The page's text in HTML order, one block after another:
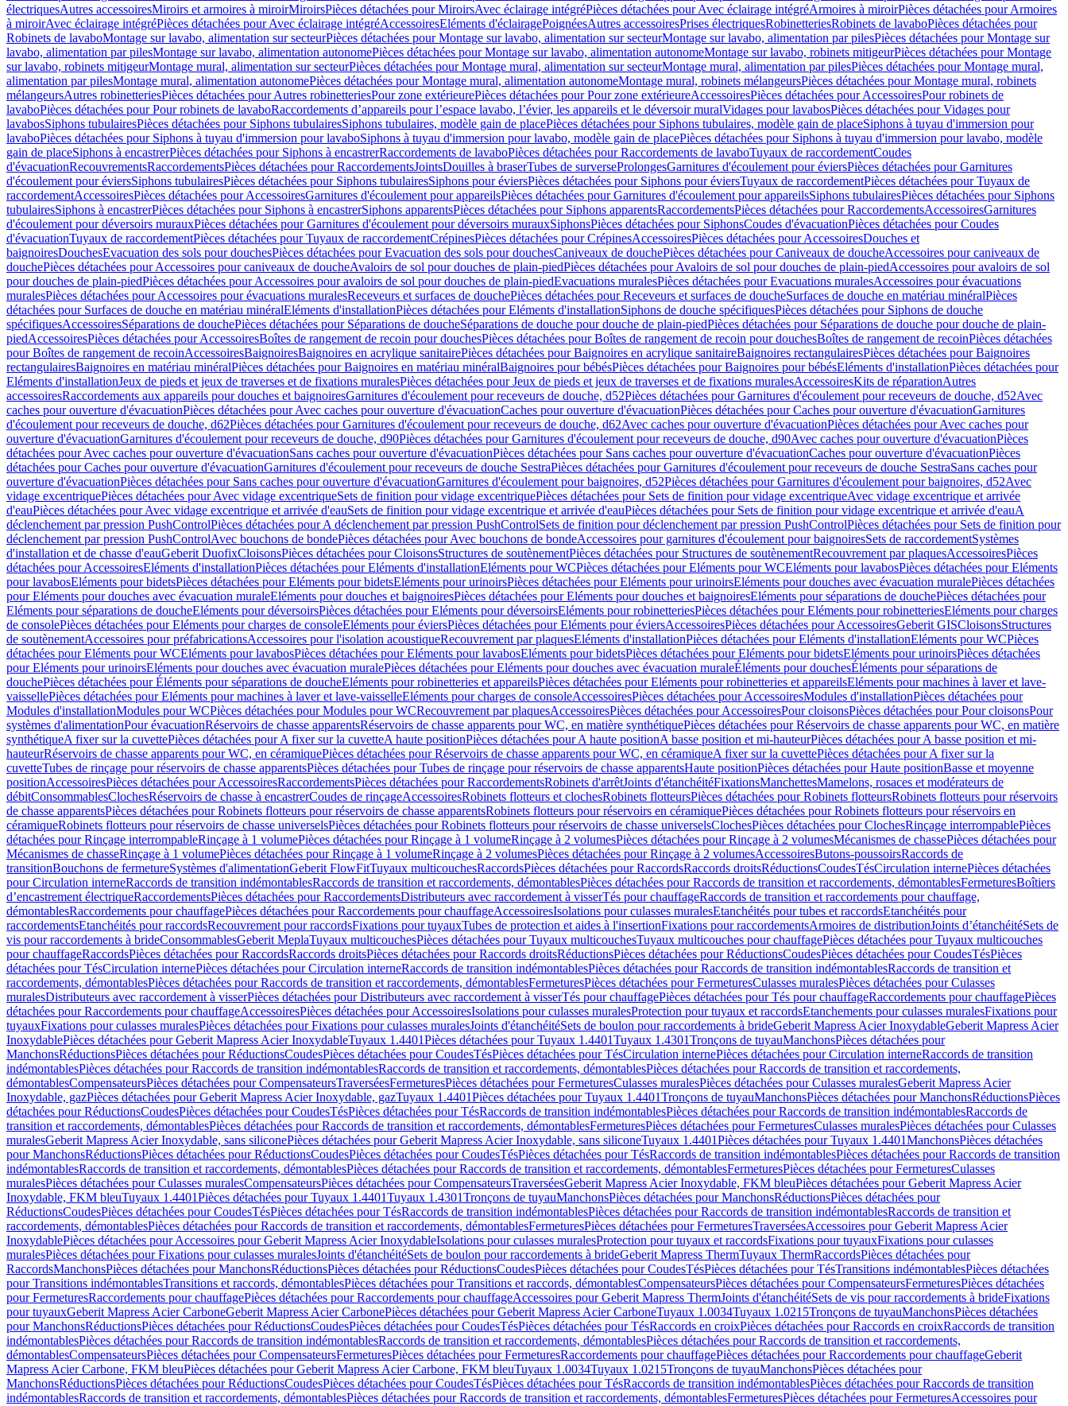
électriquesAutres accessoiresMiroirs et armoires à miroirMiroirsPièces détachées pour MiroirsAvec éclairage intégréPièces détachées pour Avec éclairage intégréArmoires à miroirPièces détachées pour Armoires
à miroirAvec éclairage intégréPièces détachées pour Avec éclairage intégréAccessoiresEléments d'éclairagePoignéesAutres accessoiresPrises électriquesRobinetteriesRobinets de lavaboPièces détachées pour
Robinets de lavaboMontage sur lavabo, alimentation sur secteurPièces détachées pour Montage sur lavabo, alimentation sur secteurMontage sur lavabo, alimentation par pilesPièces détachées pour Montage sur
lavabo, alimentation par pilesMontage sur lavabo, alimentation autonomePièces détachées pour Montage sur lavabo, alimentation autonomeMontage sur lavabo, robinets mitigeurPièces détachées pour Montage
sur lavabo, robinets mitigeurMontage mural, alimentation sur secteurPièces détachées pour Montage mural, alimentation sur secteurMontage mural, alimentation par pilesPièces détachées pour Montage mural,
alimentation par pilesMontage mural, alimentation autonomePièces détachées pour Montage mural, alimentation autonomeMontage mural, robinets mélangeursPièces détachées pour Montage mural, robinets
mélangeursAutres robinetteriesPièces détachées pour Autres robinetteriesPour zone extérieurePièces détachées pour Pour zone extérieureAccessoiresPièces détachées pour AccessoiresPour robinets de
lavaboPièces détachées pour Pour robinets de lavaboRaccordements d’appareils pour l’espace lavabo, l’évier, les appareils et le déversoir muralVidages pour lavabosPièces détachées pour Vidages pour
lavabosSiphons tubulairesPièces détachées pour Siphons tubulairesSiphons tubulaires, modèle gain de placePièces détachées pour Siphons tubulaires, modèle gain de placeSiphons à tuyau d'immersion pour
lavaboPièces détachées pour Siphons à tuyau d'immersion pour lavaboSiphons à tuyau d'immersion pour lavabo, modèle gain de placePièces détachées pour Siphons à tuyau d'immersion pour lavabo, modèle
gain de placeSiphons à encastrerPièces détachées pour Siphons à encastrerRaccordements de lavaboPièces détachées pour Raccordements de lavaboTuyaux de raccordementCoudes
d'évacuationRecouvrementsRaccordementsPièces détachées pour RaccordementsJointsDouilles à braserTubes de surverseProlongesGarnitures d'écoulement pour éviersPièces détachées pour Garnitures
d'écoulement pour éviersSiphons tubulairesPièces détachées pour Siphons tubulairesSiphons pour éviersPièces détachées pour Siphons pour éviersTuyaux de raccordementPièces détachées pour Tuyaux de
raccordementAccessoiresPièces détachées pour AccessoiresGarnitures d'écoulement pour appareilsPièces détachées pour Garnitures d'écoulement pour appareilsSiphons tubulairesPièces détachées pour Siphons
tubulairesSiphons à encastrerPièces détachées pour Siphons à encastrerSiphons apparentsPièces détachées pour Siphons apparentsRaccordementsPièces détachées pour RaccordementsAccessoiresGarnitures
d'écoulement pour déversoirs murauxPièces détachées pour Garnitures d'écoulement pour déversoirs murauxSiphonsPièces détachées pour SiphonsCoudes d'évacuationPièces détachées pour Coudes
d'évacuationTuyaux de raccordementPièces détachées pour Tuyaux de raccordementCrépinesPièces détachées pour CrépinesAccessoiresPièces détachées pour AccessoiresDouches et
baignoiresDouchesEvacuation des sols pour douchesPièces détachées pour Evacuation des sols pour douchesCaniveaux de douchePièces détachées pour Caniveaux de doucheAccessoires pour caniveaux de
douchePièces détachées pour Accessoires pour caniveaux de doucheAvaloirs de sol pour douches de plain-piedPièces détachées pour Avaloirs de sol pour douches de plain-piedAccessoires pour avaloirs de sol
pour douches de plain-piedPièces détachées pour Accessoires pour avaloirs de sol pour douches de plain-piedEvacuations muralesPièces détachées pour Evacuations muralesAccessoires pour évacuations
muralesPièces détachées pour Accessoires pour évacuations muralesReceveurs et surfaces de douchePièces détachées pour Receveurs et surfaces de doucheSurfaces de douche en matériau minéralPièces
détachées pour Surfaces de douche en matériau minéralEléments d'installationPièces détachées pour Eléments d'installationSiphons de douche spécifiquesPièces détachées pour Siphons de douche
spécifiquesAccessoiresSéparations de douchePièces détachées pour Séparations de doucheSéparations de douche pour douche de plain-piedPièces détachées pour Séparations de douche pour douche de plain-
piedAccessoiresPièces détachées pour AccessoiresBoîtes de rangement de recoin pour douchesPièces détachées pour Boîtes de rangement de recoin pour douchesBoîtes de rangement de recoinPièces détachées
pour Boîtes de rangement de recoinAccessoiresBaignoiresBaignoires en acrylique sanitairePièces détachées pour Baignoires en acrylique sanitaireBaignoires rectangulairesPièces détachées pour Baignoires
rectangulairesBaignoires en matériau minéralPièces détachées pour Baignoires en matériau minéralBaignoires pour bébésPièces détachées pour Baignoires pour bébésEléments d'installationPièces détachées pour
Eléments d'installationJeux de pieds et jeux de traverses et de fixations muralesPièces détachées pour Jeux de pieds et jeux de traverses et de fixations muralesAccessoiresKits de réparationAutres
accessoiresRaccordements aux appareils pour douches et baignoiresGarnitures d'écoulement pour receveurs de douche, d52Pièces détachées pour Garnitures d'écoulement pour receveurs de douche, d52Avec
caches pour ouverture d'évacuationPièces détachées pour Avec caches pour ouverture d'évacuationCaches pour ouverture d'évacuationPièces détachées pour Caches pour ouverture d'évacuationGarnitures
d'écoulement pour receveurs de douche, d62Pièces détachées pour Garnitures d'écoulement pour receveurs de douche, d62Avec caches pour ouverture d'évacuationPièces détachées pour Avec caches pour
ouverture d'évacuationGarnitures d'écoulement pour receveurs de douche, d90Pièces détachées pour Garnitures d'écoulement pour receveurs de douche, d90Avec caches pour ouverture d'évacuationPièces
détachées pour Avec caches pour ouverture d'évacuationSans caches pour ouverture d'évacuationPièces détachées pour Sans caches pour ouverture d'évacuationCaches pour ouverture d'évacuationPièces
détachées pour Caches pour ouverture d'évacuationGarnitures d'écoulement pour receveurs de douche SestraPièces détachées pour Garnitures d'écoulement pour receveurs de douche SestraSans caches pour
ouverture d'évacuationPièces détachées pour Sans caches pour ouverture d'évacuationGarnitures d'écoulement pour baignoires, d52Pièces détachées pour Garnitures d'écoulement pour baignoires, d52Avec
vidage excentriquePièces détachées pour Avec vidage excentriqueSets de finition pour vidage excentriquePièces détachées pour Sets de finition pour vidage excentriqueAvec vidage excentrique et arrivée
d'eauPièces détachées pour Avec vidage excentrique et arrivée d'eauSets de finition pour vidage excentrique et arrivée d'eauPièces détachées pour Sets de finition pour vidage excentrique et arrivée d'eauA
déclenchement par pression PushControlPièces détachées pour A déclenchement par pression PushControlSets de finition pour déclenchement par pression PushControlPièces détachées pour Sets de finition pour
déclenchement par pression PushControlAvec bouchons de bondePièces détachées pour Avec bouchons de bondeAccessoires pour garnitures d'écoulement pour baignoiresSets de raccordementSystèmes
d'installation et de chasse d'eauGeberit DuofixCloisonsPièces détachées pour CloisonsStructures de soutènementPièces détachées pour Structures de soutènementRecouvrement par plaquesAccessoiresPièces
détachées pour AccessoiresEléments d'installationPièces détachées pour Eléments d'installationEléments pour WCPièces détachées pour Eléments pour WCEléments pour lavabosPièces détachées pour Eléments
pour lavabosEléments pour bidetsPièces détachées pour Eléments pour bidetsEléments pour urinoirsPièces détachées pour Eléments pour urinoirsEléments pour douches avec évacuation muralePièces détachées
pour Eléments pour douches avec évacuation muraleEléments pour douches et baignoiresPièces détachées pour Eléments pour douches et baignoiresEléments pour séparations de douchePièces détachées pour
Eléments pour séparations de doucheEléments pour déversoirsPièces détachées pour Eléments pour déversoirsEléments pour robinetteriesPièces détachées pour Eléments pour robinetteriesEléments pour charges
de consolePièces détachées pour Eléments pour charges de consoleEléments pour éviersPièces détachées pour Eléments pour éviersAccessoiresPièces détachées pour AccessoiresGeberit GISCloisonsStructures
de soutènementAccessoires pour préfabricationsAccessoires pour l'isolation acoustiqueRecouvrement par plaquesEléments d'installationPièces détachées pour Eléments d'installationEléments pour WCPièces
détachées pour Eléments pour WCEléments pour lavabosPièces détachées pour Eléments pour lavabosEléments pour bidetsPièces détachées pour Eléments pour bidetsEléments pour urinoirsPièces détachées
pour Eléments pour urinoirsEléments pour douches avec évacuation muralePièces détachées pour Eléments pour douches avec évacuation muraleÉléments pour douchesÉléments pour séparations de
douchePièces détachées pour Éléments pour séparations de doucheEléments pour robinetteries et appareilsPièces détachées pour Eléments pour robinetteries et appareilsEléments pour machines à laver et lave-
vaissellePièces détachées pour Eléments pour machines à laver et lave-vaisselleEléments pour charges de consoleAccessoiresPièces détachées pour AccessoiresModules d'installationPièces détachées pour
Modules d'installationModules pour WCPièces détachées pour Modules pour WCRecouvrement par plaquesAccessoiresPièces détachées pour AccessoiresPour cloisonsPièces détachées pour Pour cloisonsPour
systèmes d'alimentationPour évacuationRéservoirs de chasse apparentsRéservoirs de chasse apparents pour WC, en matière synthétiquePièces détachées pour Réservoirs de chasse apparents pour WC, en matière
synthétiqueA fixer sur la cuvettePièces détachées pour A fixer sur la cuvetteA haute positionPièces détachées pour A haute positionA basse position et mi-hauteurPièces détachées pour A basse position et mi-
hauteurRéservoirs de chasse apparents pour WC, en céramiquePièces détachées pour Réservoirs de chasse apparents pour WC, en céramiqueA fixer sur la cuvettePièces détachées pour A fixer sur la
cuvetteTubes de rinçage pour réservoirs de chasse apparentsPièces détachées pour Tubes de rinçage pour réservoirs de chasse apparentsHaute positionPièces détachées pour Haute positionBasse et moyenne
positionAccessoiresPièces détachées pour AccessoiresRaccordementsPièces détachées pour RaccordementsRobinets d'arrêtJoints d'étanchéitéFixationsManchettesMamelons, rosaces et modérateurs de
débitConsommablesClochesRéservoirs de chasse à encastrerCoudes de rinçageAccessoiresRobinets flotteurs et clochesRobinets flotteursPièces détachées pour Robinets flotteursRobinets flotteurs pour réservoirs
de chasse apparentsPièces détachées pour Robinets flotteurs pour réservoirs de chasse apparentsRobinets flotteurs pour réservoirs en céramiquePièces détachées pour Robinets flotteurs pour réservoirs en
céramiqueRobinets flotteurs pour réservoirs de chasse universelsPièces détachées pour Robinets flotteurs pour réservoirs de chasse universelsClochesPièces détachées pour ClochesRinçage interrompablePièces
détachées pour Rinçage interrompableRinçage à 1 volumePièces détachées pour Rinçage à 1 volumeRinçage à 2 volumesPièces détachées pour Rinçage à 2 volumesMécanismes de chassePièces détachées pour
Mécanismes de chasseRinçage à 1 volumePièces détachées pour Rinçage à 1 volumeRinçage à 2 volumesPièces détachées pour Rinçage à 2 volumesAccessoiresButons-poussoirsRaccords de
transitionBouchons de fermetureSystèmes d'alimentationGeberit FlowFitTuyaux multicouchesRaccordsPièces détachées pour RaccordsRaccords droitsRéductionsCoudesTésCirculation internePièces détachées
pour Circulation interneRaccords de transition indémontablesRaccords de transition et raccordements, démontablesPièces détachées pour Raccords de transition et raccordements, démontablesFermeturesBoîtiers
d’encastrement électriqueRaccordementsPièces détachées pour RaccordementsDistributeurs avec raccordement à visserTés pour chauffageRaccords de transition et raccordements pour chauffage,
démontablesRaccordements pour chauffagePièces détachées pour Raccordements pour chauffageAccessoiresIsolations pour culasses muralesEtanchéités pour tubes et raccordsEtanchéités pour
raccordementsEtanchéités pour raccordsRecouvrement pour raccordsFixations pour tuyauxTubes de protection et aides à l'insertionFixations pour raccordementsArmoires de distributionJoints d’étanchéitéSets de
vis pour raccordements à brideConsommablesGeberit MeplaTuyaux multicouchesPièces détachées pour Tuyaux multicouchesTuyaux multicouches pour chauffagePièces détachées pour Tuyaux multicouches
pour chauffageRaccordsPièces détachées pour RaccordsRaccords droitsPièces détachées pour Raccords droitsRéductionsPièces détachées pour RéductionsCoudesPièces détachées pour CoudesTésPièces
détachées pour TésCirculation internePièces détachées pour Circulation interneRaccords de transition indémontablesPièces détachées pour Raccords de transition indémontablesRaccords de transition et
raccordements, démontablesPièces détachées pour Raccords de transition et raccordements, démontablesFermeturesPièces détachées pour FermeturesCulasses muralesPièces détachées pour Culasses
muralesDistributeurs avec raccordement à visserPièces détachées pour Distributeurs avec raccordement à visserTés pour chauffagePièces détachées pour Tés pour chauffageRaccordements pour chauffagePièces
détachées pour Raccordements pour chauffageAccessoiresPièces détachées pour AccessoiresIsolations pour culasses muralesProtection pour tuyaux et raccordsEtanchements pour culasses muralesFixations pour
tuyauxFixations pour culasses muralesPièces détachées pour Fixations pour culasses muralesJoints d'étanchéitéSets de boulon pour raccordements à brideGeberit Mapress Acier InoxydableGeberit Mapress Acier
InoxydablePièces détachées pour Geberit Mapress Acier InoxydableTuyaux 1.4401Pièces détachées pour Tuyaux 1.4401Tuyaux 1.4301Tronçons de tuyauManchonsPièces détachées pour
ManchonsRéductionsPièces détachées pour RéductionsCoudesPièces détachées pour CoudesTésPièces détachées pour TésCirculation internePièces détachées pour Circulation interneRaccords de transition
indémontablesPièces détachées pour Raccords de transition indémontablesRaccords de transition et raccordements, démontablesPièces détachées pour Raccords de transition et raccordements,
démontablesCompensateursPièces détachées pour CompensateursTraverséesFermeturesPièces détachées pour FermeturesCulasses muralesPièces détachées pour Culasses muralesGeberit Mapress Acier
Inoxydable, gazPièces détachées pour Geberit Mapress Acier Inoxydable, gazTuyaux 1.4401Pièces détachées pour Tuyaux 1.4401Tronçons de tuyauManchonsPièces détachées pour ManchonsRéductionsPièces
détachées pour RéductionsCoudesPièces détachées pour CoudesTésPièces détachées pour TésRaccords de transition indémontablesPièces détachées pour Raccords de transition indémontablesRaccords de
transition et raccordements, démontablesPièces détachées pour Raccords de transition et raccordements, démontablesFermeturesPièces détachées pour FermeturesCulasses muralesPièces détachées pour Culasses
muralesGeberit Mapress Acier Inoxydable, sans siliconePièces détachées pour Geberit Mapress Acier Inoxydable, sans siliconeTuyaux 1.4401Pièces détachées pour Tuyaux 1.4401ManchonsPièces détachées
pour ManchonsRéductionsPièces détachées pour RéductionsCoudesPièces détachées pour CoudesTésPièces détachées pour TésRaccords de transition indémontablesPièces détachées pour Raccords de transition
indémontablesRaccords de transition et raccordements, démontablesPièces détachées pour Raccords de transition et raccordements, démontablesFermeturesPièces détachées pour FermeturesCulasses
muralesPièces détachées pour Culasses muralesCompensateursPièces détachées pour CompensateursTraverséesGeberit Mapress Acier Inoxydable, FKM bleuPièces détachées pour Geberit Mapress Acier
Inoxydable, FKM bleuTuyaux 1.4401Pièces détachées pour Tuyaux 1.4401Tuyaux 1.4301Tronçons de tuyauManchonsPièces détachées pour ManchonsRéductionsPièces détachées pour
RéductionsCoudesPièces détachées pour CoudesTésPièces détachées pour TésRaccords de transition indémontablesPièces détachées pour Raccords de transition indémontablesRaccords de transition et
raccordements, démontablesPièces détachées pour Raccords de transition et raccordements, démontablesFermeturesPièces détachées pour FermeturesTraverséesAccessoires pour Geberit Mapress Acier
InoxydablePièces détachées pour Accessoires pour Geberit Mapress Acier InoxydableIsolations pour culasses muralesProtection pour tuyaux et raccordsFixations pour tuyauxFixations pour culasses
muralesPièces détachées pour Fixations pour culasses muralesJoints d'étanchéitéSets de boulon pour raccordements à brideGeberit Mapress ThermTuyaux ThermRaccordsPièces détachées pour
RaccordsManchonsPièces détachées pour ManchonsRéductionsPièces détachées pour RéductionsCoudesPièces détachées pour CoudesTésPièces détachées pour TésTransitions indémontablesPièces détachées
pour Transitions indémontablesTransitions et raccords, démontablesPièces détachées pour Transitions et raccords, démontablesCompensateursPièces détachées pour CompensateursFermeturesPièces détachées
pour FermeturesRaccordements pour chauffagePièces détachées pour Raccordements pour chauffageAccessoires pour Geberit Mapress ThermJoints d'étanchéitéSets de vis pour raccordements à brideFixations
pour tuyauxGeberit Mapress Acier CarboneGeberit Mapress Acier CarbonePièces détachées pour Geberit Mapress Acier CarboneTuyaux 1.0034Tuyaux 1.0215Tronçons de tuyauManchonsPièces détachées
pour ManchonsRéductionsPièces détachées pour RéductionsCoudesPièces détachées pour CoudesTésPièces détachées pour TésRaccords en croixPièces détachées pour Raccords en croixRaccords de transition
indémontablesPièces détachées pour Raccords de transition indémontablesRaccords de transition et raccordements, démontablesPièces détachées pour Raccords de transition et raccordements,
démontablesCompensateursPièces détachées pour CompensateursFermeturesPièces détachées pour FermeturesRaccordements pour chauffagePièces détachées pour Raccordements pour chauffageGeberit
Mapress Acier Carbone, FKM bleuPièces détachées pour Geberit Mapress Acier Carbone, FKM bleuTuyaux 1.0034Tuyaux 1.0215Tronçons de tuyauManchonsPièces détachées pour
ManchonsRéductionsPièces détachées pour RéductionsCoudesPièces détachées pour CoudesTésPièces détachées pour TésRaccords de transition indémontablesPièces détachées pour Raccords de transition
indémontablesRaccords de transition et raccordements, démontablesPièces détachées pour Raccords de transition et raccordements, démontablesFermeturesPièces détachées pour FermeturesAccessoires pour